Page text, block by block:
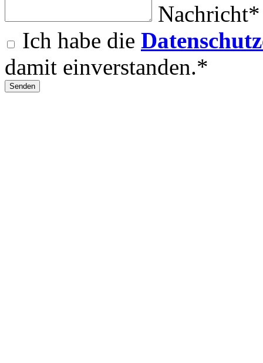
Nachricht*
Ich habe die
damit einverstanden.*
Senden